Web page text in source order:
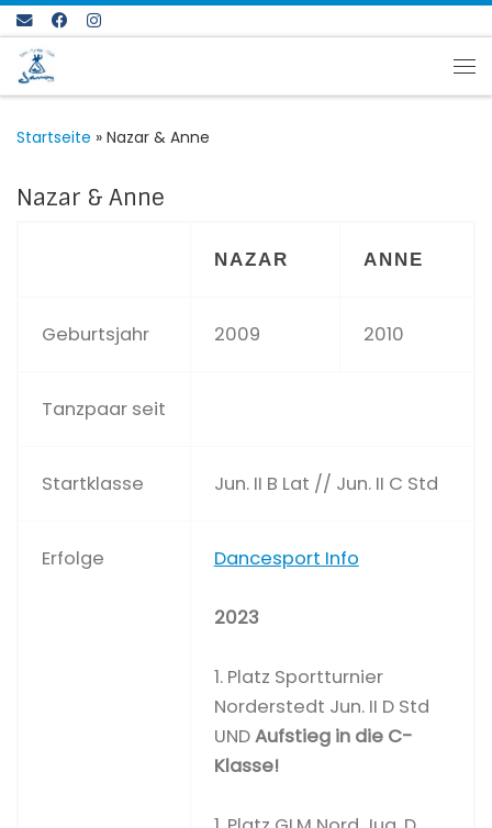
Zum Inhalt springen
Startseite » Nazar & Anne
Nazar & Anne
NAZAR ANNE
Geburtsjahr 2009 2010
Tanzpaar seit
Startklasse Jun. II B Lat // Jun. II C Std
Erfolge Dancesport Info
2023
1. Platz Sportturnier
Norderstedt Jun. II D Std
UNDAufstieg in die C-
Klasse!